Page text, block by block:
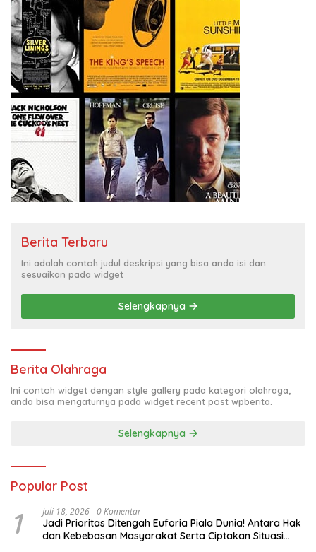
Berita Terbaru
Ini adalah contoh judul deskripsi yang bisa anda isi dan
sesuaikan pada widget
Selengkapnya
Berita Olahraga
Ini contoh widget dengan style gallery pada kategori olahraga,
anda bisa mengaturnya pada widget recent post wpberita.
Selengkapnya
Popular Post
1 Juli 18, 2026 0 Komentar
Jadi Prioritas Ditengah Euforia Piala Dunia! Antara Hak
dan Kebebasan Masyarakat Serta Ciptakan Situasi